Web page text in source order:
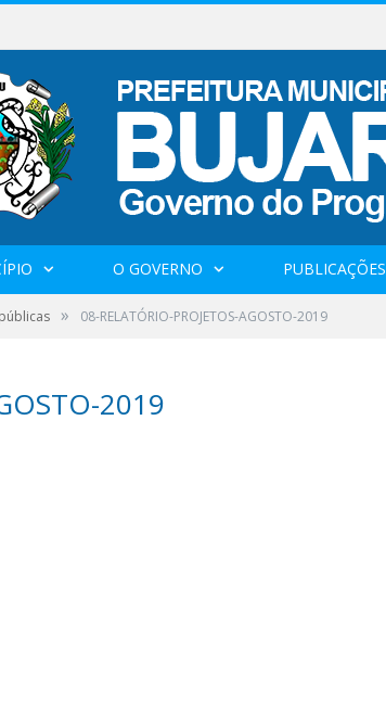
O GOVERNO PUBLICAÇÕES
» 08-RELATÓRIO-PROJETOS-AGOSTO-2019
2019